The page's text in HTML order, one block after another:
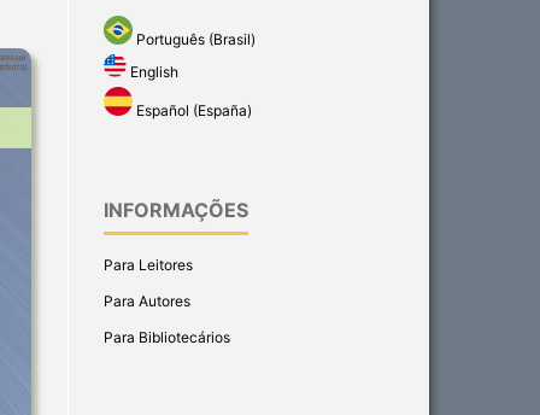
Português (Brasil)
English
Español (España)
INFORMAÇÕES
Para Leitores
Para Autores
Para Bibliotecários